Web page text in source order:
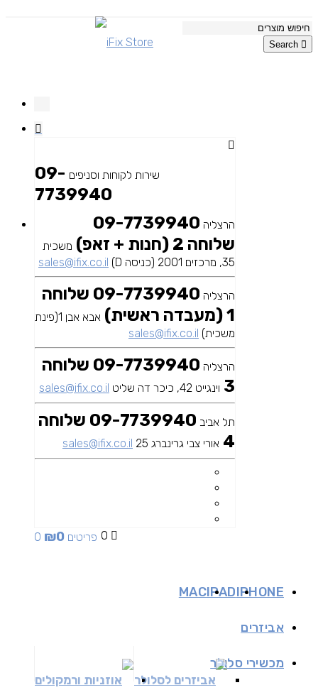
Search
שירות לקוחות וסניפים 09-
7739940
הרצליה 09-7739940
שלוחה 2 (חנות + זאפ)
משכית
35, מרכזים 2001 (כניסה D)
sales@ifix.co.il
הרצליה
09-7739940 שלוחה
1 (מעבדה ראשית)
אבא אבן 1(פינת
משכית) sales@ifix.co.il
הרצליה
09-7739940 שלוחה
3 וינגייט 42, כיכר דה שליט sales@ifix.co.il
תל אביב
09-7739940 שלוחה
4 אורי צבי גרינברג 25 sales@ifix.co.il
0 0 פריטים ₪0
IPHONE
IPAD
MAC
אביזרים
אביזרים לסלולר אוזניות ורמקולים
מכשירי סלולר